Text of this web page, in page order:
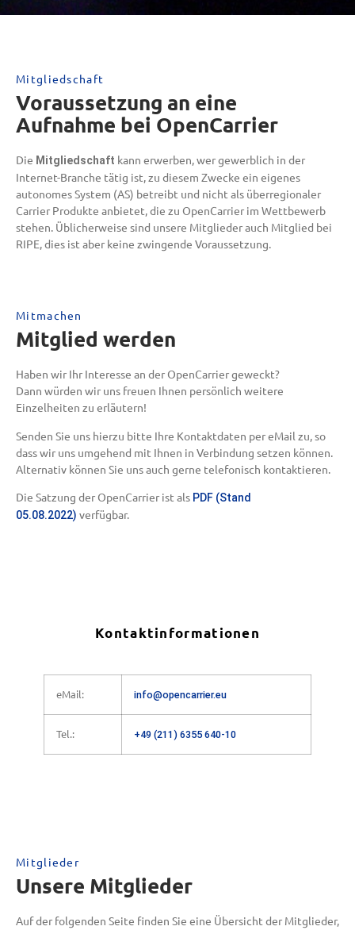
Mitgliedschaft
Voraussetzung an eine
Aufnahme bei OpenCarrier
Die Mitgliedschaft kann erwerben, wer gewerblich in der
Internet-Branche tätig ist, zu diesem Zwecke ein eigenes
autonomes System (AS) betreibt und nicht als überregionaler
Carrier Produkte anbietet, die zu OpenCarrier im Wettbewerb
stehen. Üblicherweise sind unsere Mitglieder auch Mitglied bei
RIPE, dies ist aber keine zwingende Voraussetzung.
Mitmachen
Mitglied werden
Haben wir Ihr Interesse an der OpenCarrier geweckt?
Dann würden wir uns freuen Ihnen persönlich weitere
Einzelheiten zu erläutern!
Senden Sie uns hierzu bitte Ihre Kontaktdaten per eMail zu, so
dass wir uns umgehend mit Ihnen in Verbindung setzen können.
Alternativ können Sie uns auch gerne telefonisch kontaktieren.
Die Satzung der OpenCarrier ist als PDF (Stand
05.08.2022) verfügbar.
Kontaktinformationen
eMail: info@opencarrier.eu
Tel.: +49 (211) 6355 640-10
Mitglieder
Unsere Mitglieder
Auf der folgenden Seite finden Sie eine Übersicht der Mitglieder,